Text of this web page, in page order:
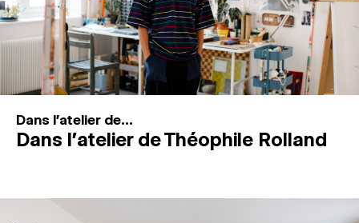
Recherche
Connexion
Dans l'atelier de...
Dans l’atelier de Théophile Rolland